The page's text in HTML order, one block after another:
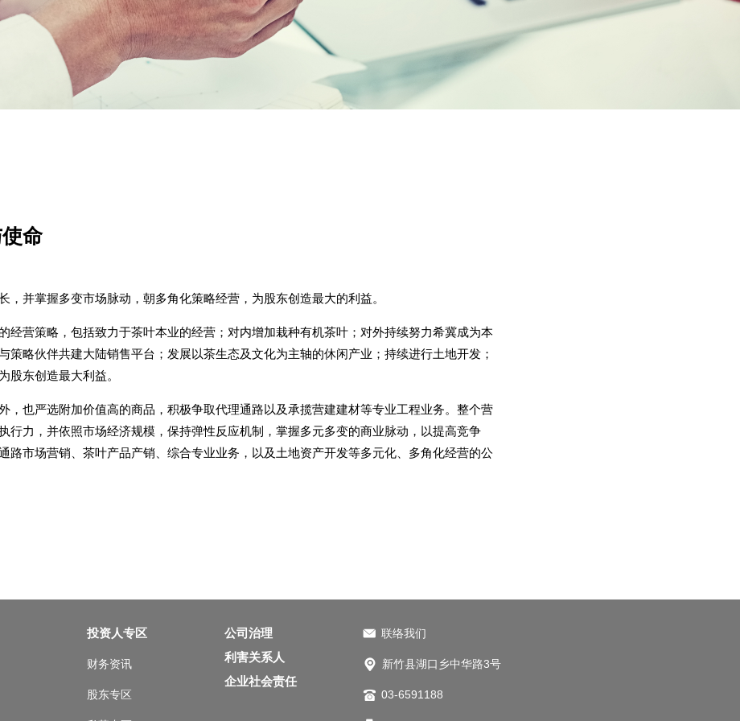
命
，并掌握多变市场脉动，朝多角化策略经营，为股东创造最大的利益。
经营策略，包括致力于茶叶本业的经营；对内增加栽种有机茶叶；对外持续努力希冀成为本
策略伙伴共建大陆销售平台；发展以茶生态及文化为主轴的休闲产业；持续进行土地开发；
股东创造最大利益。
，也严选附加价值高的商品，积极争取代理通路以及承揽营建建材等专业工程业务。整个营
行力，并依照市场经济规模，保持弹性反应机制，掌握多元多变的商业脉动，以提高竞争
路市场营销、茶叶产品产销、综合专业业务，以及土地资产开发等多元化、多角化经营的公
投资人专区
财务资讯
股东专区
公司治理
利害关系人
企业社会责任
联络我们
新竹县湖口乡中华路3号
03-6591188